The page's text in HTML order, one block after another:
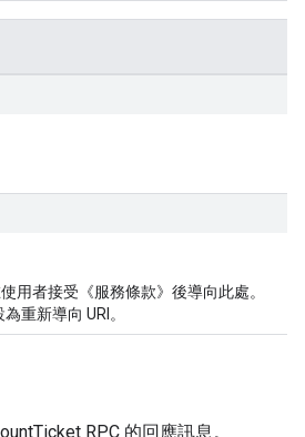
用者接受《服務條款》後導向此處。
重新導向 URI。
RPC 的回應訊息。